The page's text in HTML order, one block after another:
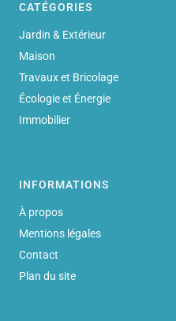
CATÉGORIES
Jardin & Extérieur
Maison
Travaux et Bricolage
Écologie et Énergie
Immobilier
INFORMATIONS
À propos
Mentions légales
Contact
Plan du site